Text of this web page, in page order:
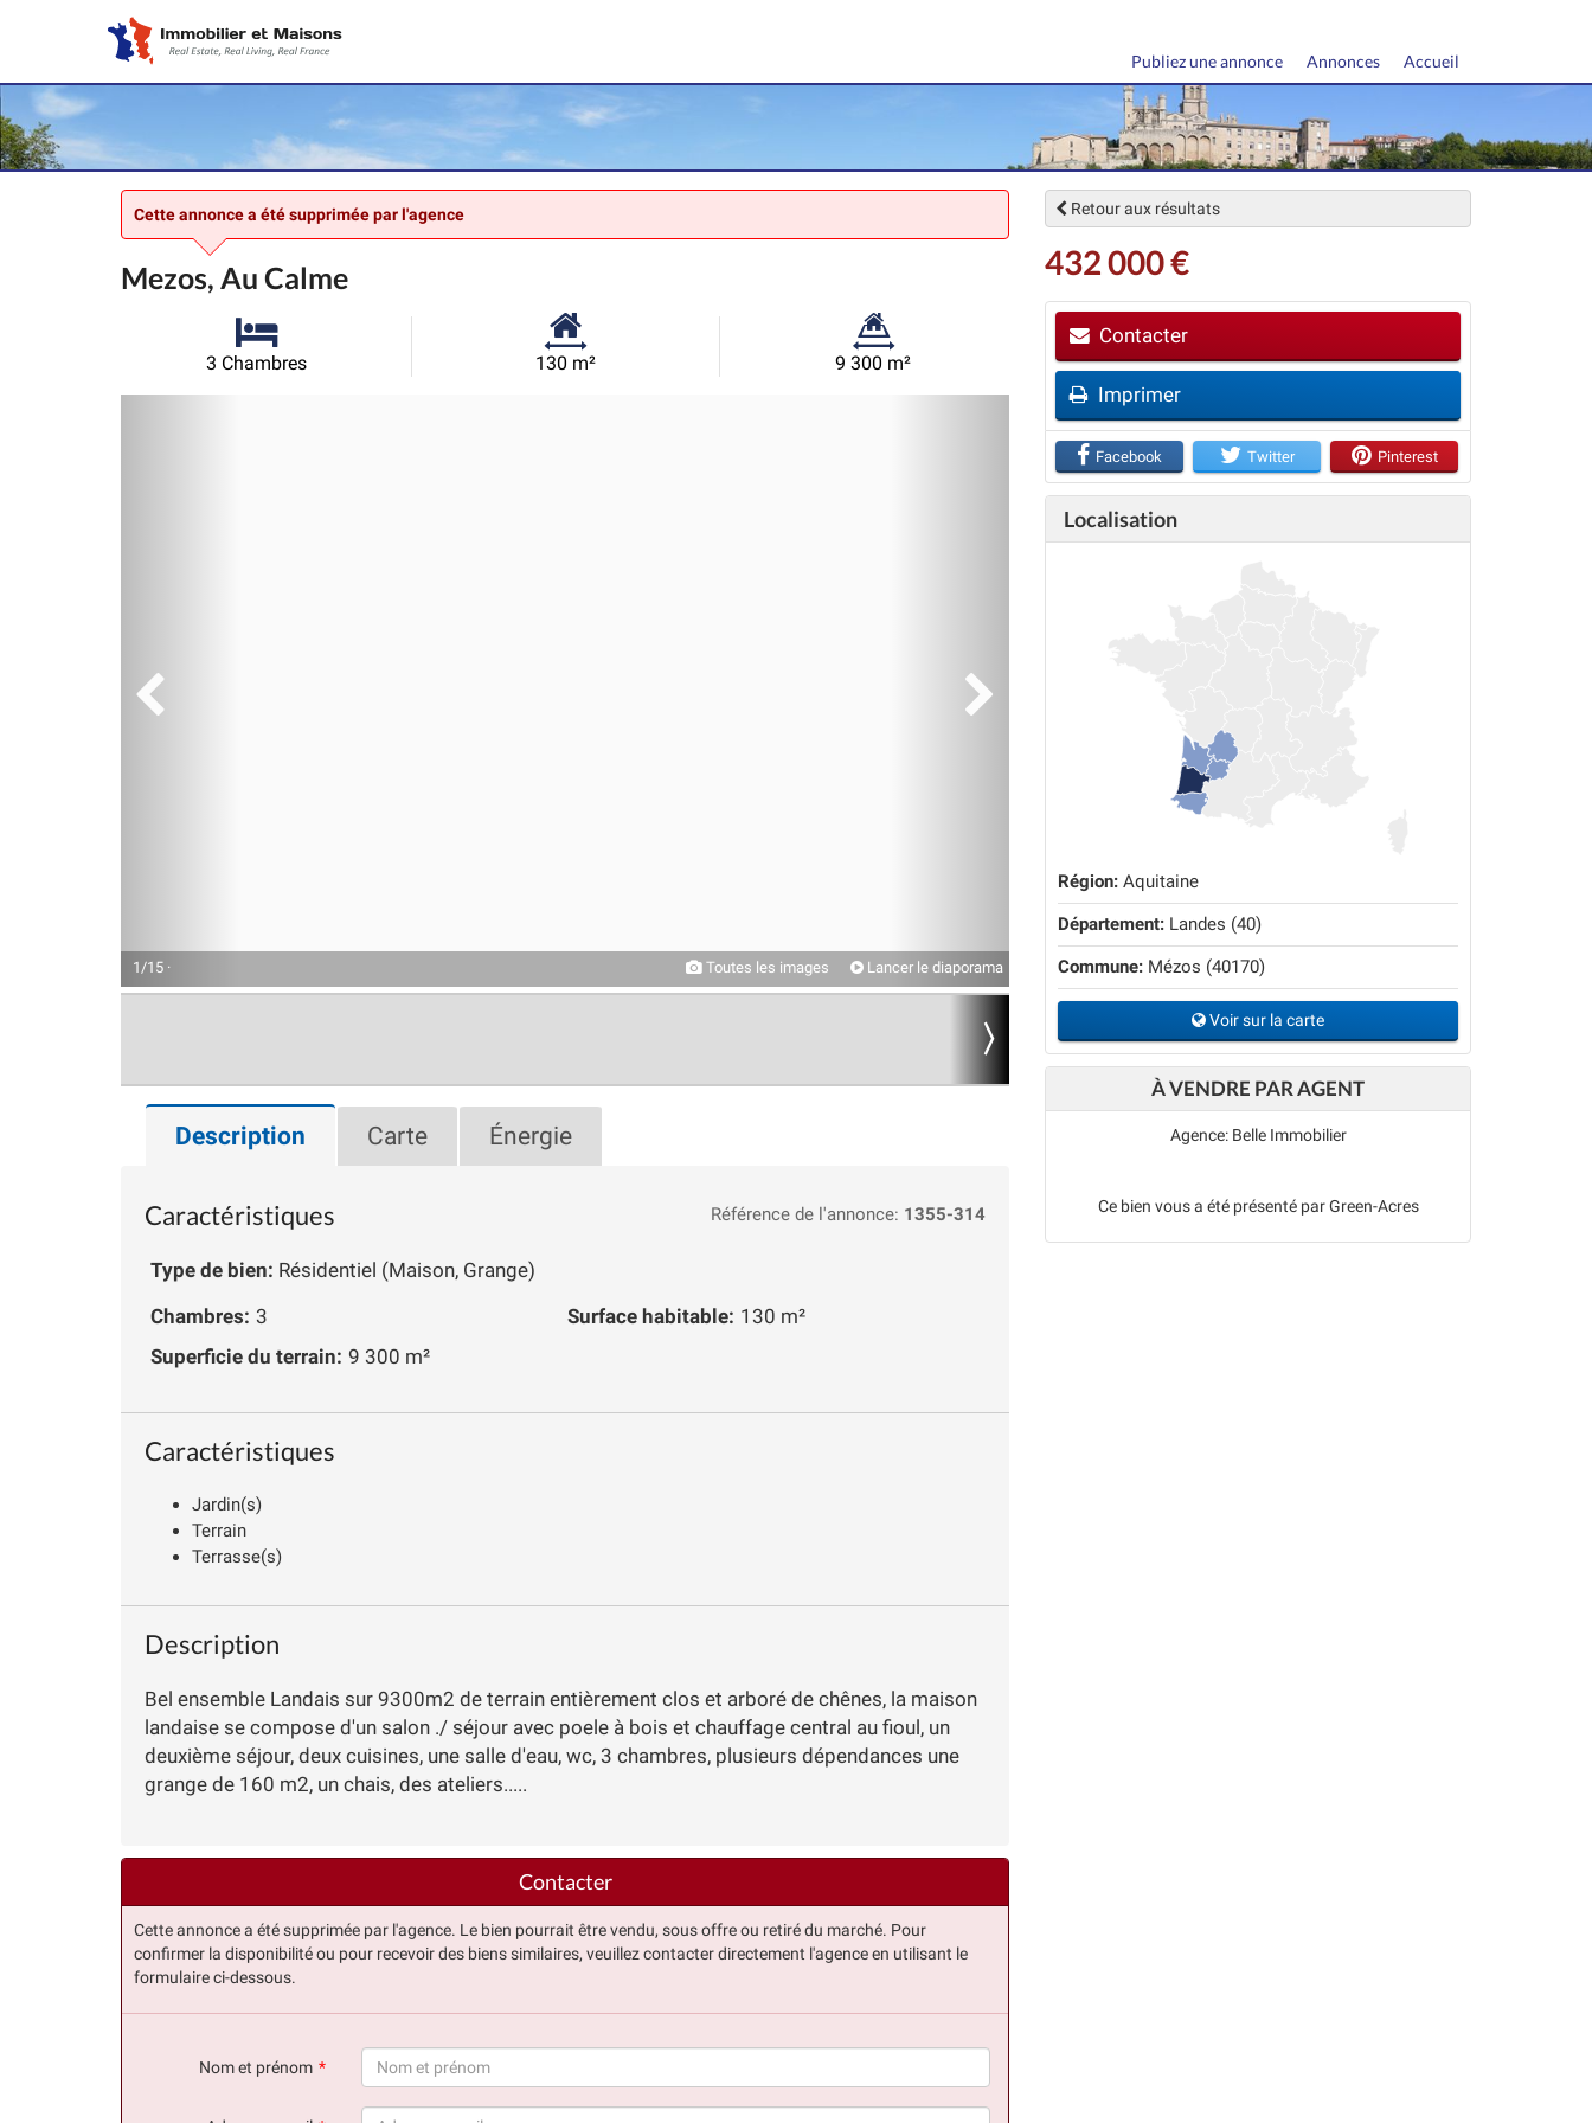
Accueil
Annonces
Publiez une annonce
Cette annonce a été supprimée par l'agence
Mezos, Au Calme
3 Chambres
Surface
130 m²
Superficie
9 300 m²
Suivant
1/15 · Toutes les images Lancer le diaporama
Description Carte Énergie
Caractéristiques Référence de l'annonce: 1355-314
Type de bien: Résidentiel (Maison, Grange)
Chambres: 3 Surface habitable: 130 m²
Superficie du terrain: 9 300 m²
Caractéristiques
Jardin(s)
Terrain
Terrasse(s)
Description
Bel ensemble Landais sur 9300m2 de terrain entièrement clos et arboré de chênes, la maison
landaise se compose d'un salon ./ séjour avec poele à bois et chauffage central au fioul, un
deuxième séjour, deux cuisines, une salle d'eau, wc, 3 chambres, plusieurs dépendances une
grange de 160 m2, un chais, des ateliers.....
Contacter
Cette annonce a été supprimée par l'agence. Le bien pourrait être vendu, sous offre ou retiré du marché. Pour
confirmer la disponibilité ou pour recevoir des biens similaires, veuillez contacter directement l'agence en utilisant le
formulaire ci-dessous.
Nom et prénom
Retour aux résultats
432 000 €
Contacter
Imprimer
Facebook Twitter Pinterest
Localisation
Région: Aquitaine
Département: Landes (40)
Commune: Mézos (40170)
Voir sur la carte
À VENDRE PAR AGENT
Agence: Belle Immobilier
Ce bien vous a été présenté par Green-Acres